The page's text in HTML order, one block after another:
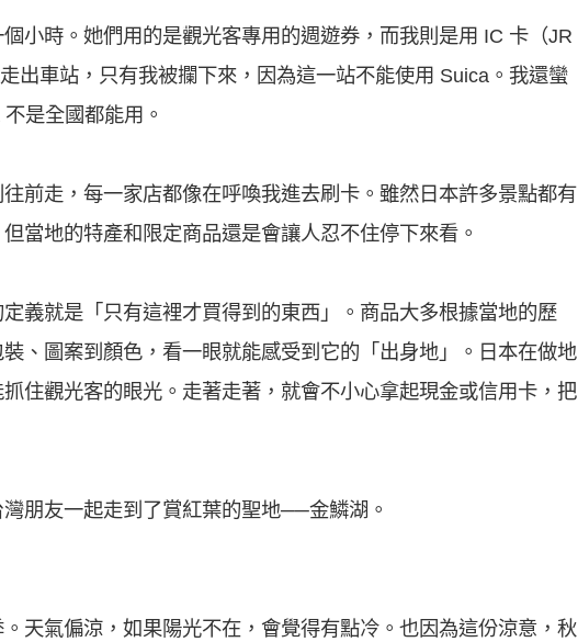
小時。她們用的是觀光客專用的週遊券，而我則是用 IC 卡（JR
出車站，只有我被攔下來，因為這一站不能使用 Suica。我還蠻
是全國都能用。
前走，每一家店都像在呼喚我進去刷卡。雖然日本許多景點都有
當地的特產和限定商品還是會讓人忍不住停下來看。
義就是「只有這裡才買得到的東西」。商品大多根據當地的歷
、圖案到顏色，看一眼就能感受到它的「出身地」。日本在做地
住觀光客的眼光。走著走著，就會不小心拿起現金或信用卡，把
朋友一起走到了賞紅葉的聖地──金鱗湖。
天氣偏涼，如果陽光不在，會覺得有點冷。也因為這份涼意，秋